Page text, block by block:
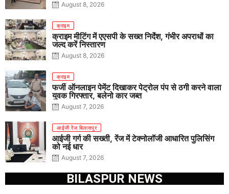
August 8, 2026
क्राइम
क्राइम मीटिंग में एएसपी के सख्त निर्देश, गंभीर अपराधों का
जल्द करें निस्तारण
August 8, 2026
क्राइम
फर्जी ऑनलाइन पेमेंट दिखाकर पेट्रोल पंप से ठगी करने वाला
युवक गिरफ्तार, बलेनो कार जब्त
August 7, 2026
आईजी रेंज बिलासपुर
आईजी गर्ग की सख्ती, रेंज में टेक्नोलॉजी आधारित पुलिसिंग
को नई धार
August 7, 2026
BILASPUR NEWS